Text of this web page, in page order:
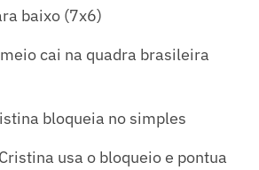
baixo (7x6)
cai na quadra brasileira
bloqueia no simples
usa o bloqueio e pontua